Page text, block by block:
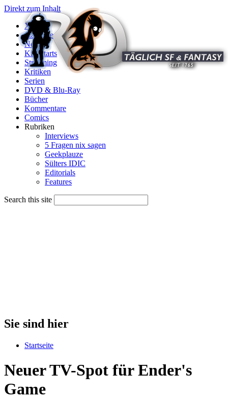
Direkt zum Inhalt
X
Startseite
News
Kinostarts
Streaming
Kritiken
Serien
DVD & Blu-Ray
Bücher
Kommentare
Comics
Rubriken
Interviews
5 Fragen nix sagen
Geekplauze
Sülters IDIC
Editorials
Features
Search this site
Sie sind hier
Startseite
Neuer TV-Spot für Ender's
Game